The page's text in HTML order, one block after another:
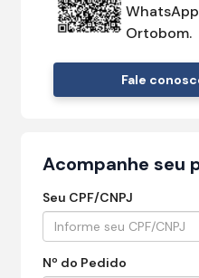
Ortobom.
Fale
Acompanhe seu
Seu CPF/CNPJ
Nº do Pedido